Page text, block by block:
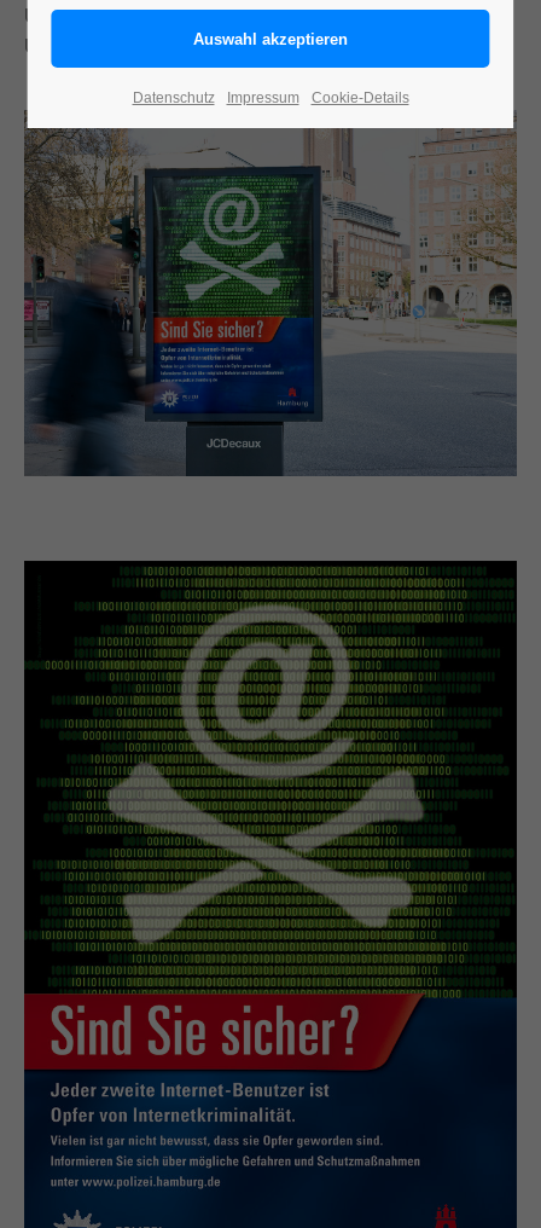
Umständen kreative und überraschende
Umsetzungen zu finden, ist eine Gratwanderung.
Datenschutz Impressum Cookie-Details